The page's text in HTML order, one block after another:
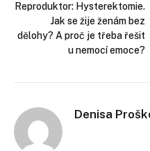
Reproduktor: Hysterektomie.
Jak se žije ženám bez
dělohy? A proč je třeba řešit
u nemocí emoce?
Denisa